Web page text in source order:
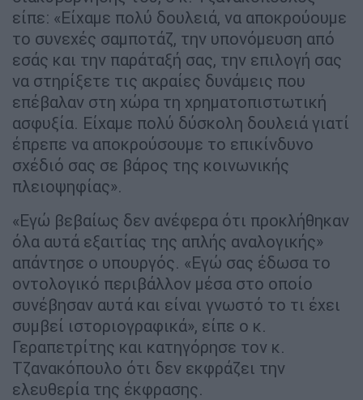
είπε: «Είχαμε πολύ δουλειά, να αποκρούουμε
το συνεχές σαμποτάζ, την υπονόμευση από
εσάς και την παράταξή σας, την επιλογή σας
να στηρίξετε τις ακραίες δυνάμεις που
επέβαλαν στη χώρα τη χρηματοπιστωτική
ασφυξία. Είχαμε πολύ δύσκολη δουλειά γιατί
έπρεπε να αποκρούσουμε το επικίνδυνο
σχέδιό σας σε βάρος της κοινωνικής
πλειοψηφίας».
«Εγώ βεβαίως δεν ανέφερα ότι προκλήθηκαν
όλα αυτά εξαιτίας της απλής αναλογικής»
απάντησε ο υπουργός. «Εγώ σας έδωσα το
οντολογικό περιβάλλον μέσα στο οποίο
συνέβησαν αυτά και είναι γνωστό το τι έχει
συμβεί ιστοριογραφικά», είπε ο κ.
Γεραπετρίτης και κατηγόρησε τον κ.
Τζανακόπουλο ότι δεν εκφράζει την
ελευθερία της έκφρασης.